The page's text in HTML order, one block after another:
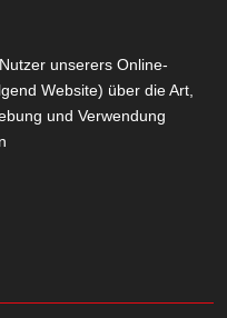
unserers Online-
Website) über die Art,
und Verwendung